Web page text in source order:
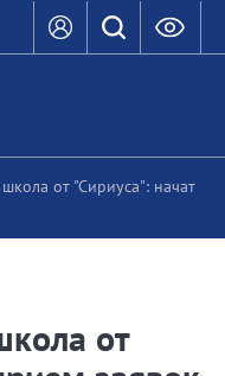
от "Сириуса": начат
от